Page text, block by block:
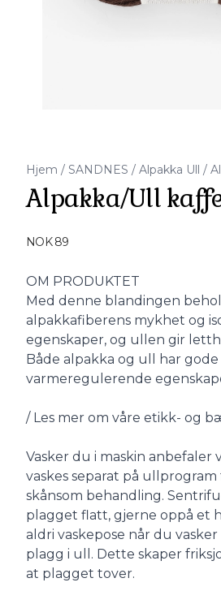
Hjem / SANDNES / Alpakka Ull /
Alpakka/Ull
NOK 89
Description
OM PRODUKTET
Med denne blandingen
alpakkafiberens mykhet og
egenskaper, og ullen gir
Både alpakka og ull har gode
varmeregulerende
/ Les mer om våre etikk- og
Vasker du i maskin anbefaler
vaskes separat på
skånsom behandling.
plagget flatt, gjerne oppå et
aldri vaskepose når du
plagg i ull. Dette skaper
at plagget tover.